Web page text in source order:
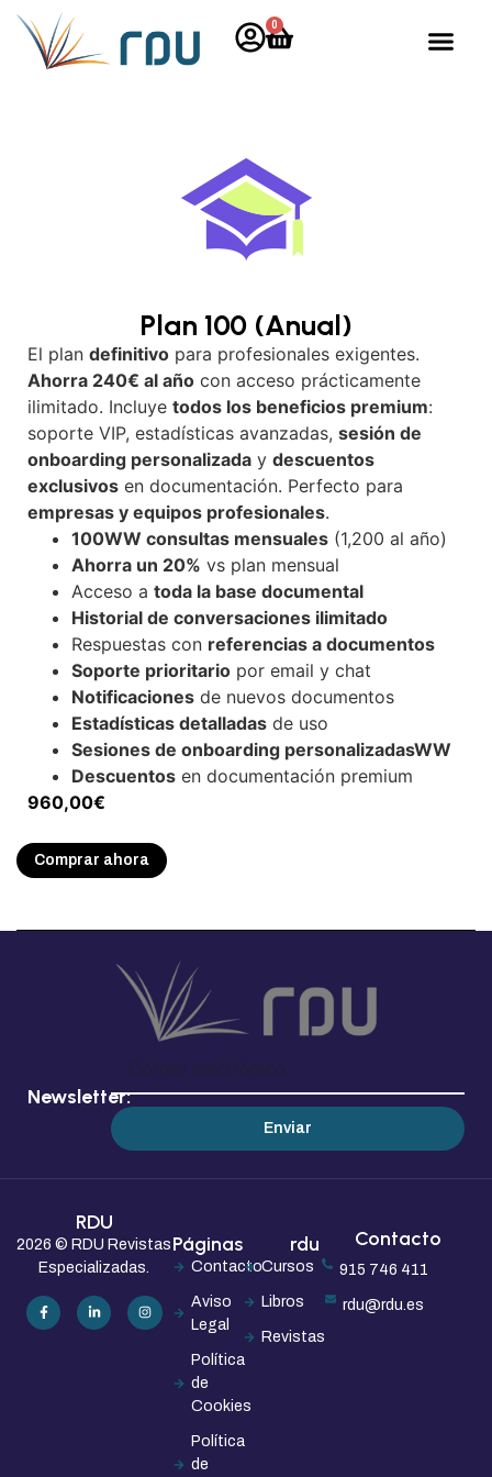
0
Plan 100 (Anual)
El plan definitivo para profesionales exigentes.
Ahorra 240€ al año con acceso prácticamente
ilimitado. Incluye todos los beneficios premium:
soporte VIP, estadísticas avanzadas, sesión de
onboarding personalizada y descuentos
exclusivos en documentación. Perfecto para
empresas y equipos profesionales.
100WW consultas mensuales (1,200 al año)
Ahorra un 20% vs plan mensual
Acceso a toda la base documental
Historial de conversaciones ilimitado
Respuestas con referencias a documentos
Soporte prioritario por email y chat
Notificaciones de nuevos documentos
Estadísticas detalladas de uso
Sesiones de onboarding personalizadasWW
Descuentos en documentación premium
960,00€
Comprar ahora
Newsletter:
Enviar
RDU
2026 © RDU Revistas
Especializadas.
Páginas
Contacto
Aviso
Legal
Política
de
Cookies
Política
de
rdu
Cursos
Libros
Revistas
Contacto
915 746 411
rdu@rdu.es